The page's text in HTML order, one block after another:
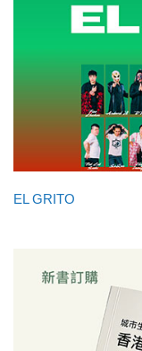
EL GRITO